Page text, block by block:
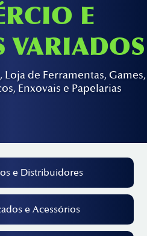
E
VARIADOS
de Ferramentas, Games,
Enxovais e Papelarias
e Distribuidores
e Acessórios